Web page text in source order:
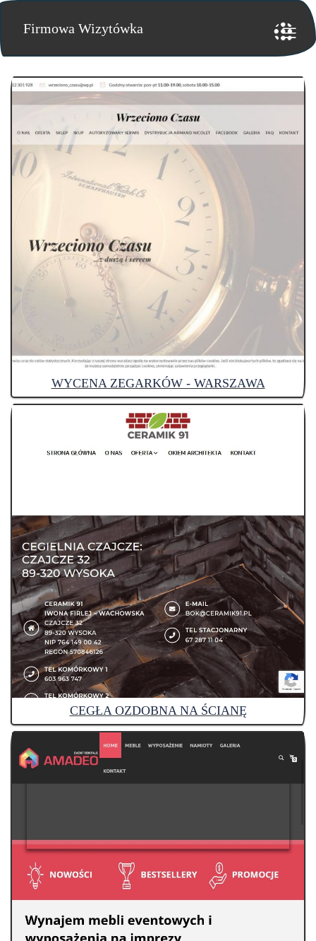
Firmowa Wizytówka
WYCENA ZEGARKÓW - WARSZAWA
CEGŁA OZDOBNA NA ŚCIANĘ